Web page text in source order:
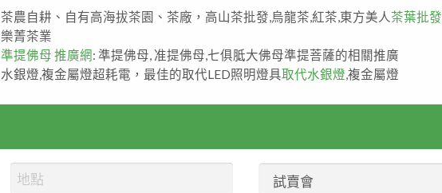
茶農自耕、自有高海拔茶園、茶廠，高山茶批發,烏龍茶,紅茶,東方美人 茶葉批發
樂菁茶業
準提佛母 推廣網: 準提佛母, 准提佛母,七俱胝大佛母準提菩薩的相關推廣
水銀燈,複金屬燈超耗電，最佳的取代LED照明燈具取代水銀燈 ,複金屬燈